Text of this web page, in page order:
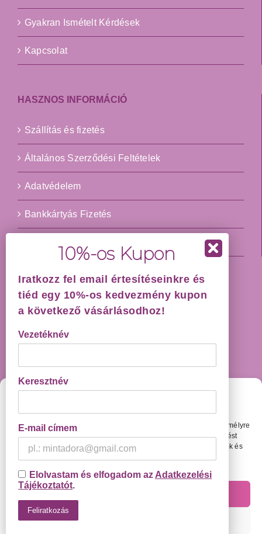
Cookie Beállítások
Weboldalunkon olyan megoldásokat használunk, amelyekkel személyre
szabottabb élményt tudunk nyújtani és amivel testreszabott hirdetést
tudunk megjeleníteni Neked. Ehhez kérlek engedélyezd a cookie-k és
Gyakran Ismételt Kérdések
Kapcsolat
HASZNOS INFORMÁCIÓ
Szállítás és fizetés
Általános Szerződési Feltételek
Adatvédelem
Bankkártyás Fizetés
HÁZHOZSZÁLLÍTÁS GARANCIÁVAL!
1093, Budapest, Boráros tér 2.
Email:
info@adexilis.com
Iratkozz fel email értesítéseinkre és
tiéd egy 10%-os kedvezmény kupon
a következő vásárlásodhoz!
Vezetéknév
Keresztnév
E-mail címem
Elolvastam és elfogadom az Adatkezelési
Tájékoztatót.